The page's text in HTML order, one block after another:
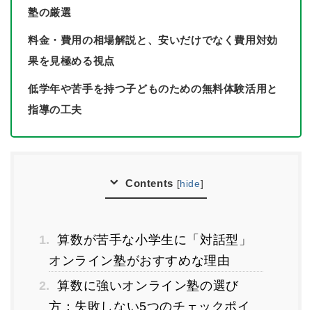
塾の厳選
料金・費用の相場解説と、安いだけでなく費用対効
果を見極める視点
低学年や苦手を持つ子どものための無料体験活用と
指導の工夫
Contents [hide]
1. 算数が苦手な小学生に「対話型」
オンライン塾がおすすめな理由
2. 算数に強いオンライン塾の選び
方：失敗しない5つのチェックポイ